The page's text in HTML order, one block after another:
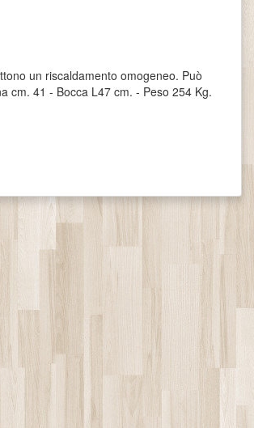
un riscaldamento omogeneo. Può
cm. 41 - Bocca L47 cm. - Peso 254 Kg.